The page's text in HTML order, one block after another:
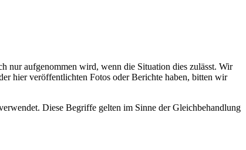
nur aufgenommen wird, wenn die Situation dies zulässt. Wir
hier veröffentlichten Fotos oder Berichte haben, bitten wir
Diese Begriffe gelten im Sinne der Gleichbehandlung